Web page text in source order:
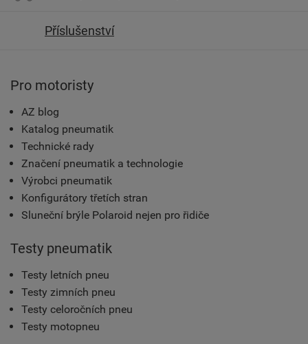
Příslušenství
Pro motoristy
AZ blog
Katalog pneumatik
Technické rady
Značení pneumatik a technologie
Výrobci pneumatik
Konfigurátory třetích stran
Sluneční brýle Polaroid nejen pro řidiče
Testy pneumatik
Testy letních pneu
Testy zimních pneu
Testy celoročních pneu
Testy motopneu